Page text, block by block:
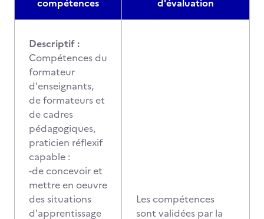
compétences
d'évaluation
Descriptif :
Compétences du
formateur
d'enseignants,
de formateurs et
de cadres
pédagogiques,
praticien réflexif
capable :
-de concevoir et
mettre en oeuvre
des situations
d'apprentissage
Les compétences
sont validées par la